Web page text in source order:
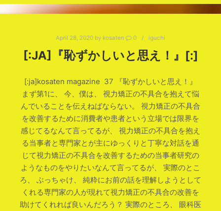
April 28, 2020 by kosaten 0 iguchi
[:JA]『恥ずかしいと思え！』[:]
[:ja]kosaten magazine 37 『恥ずかしいと思え！』
まず第1に、 今、僕は、 視力矯正の不具合を抱えて悩
んでいることを伝えねばならない。 視力矯正の不具合
を改善するために消費者や患者という立場では限界を
感じてるなんて言ってるが、 視力矯正の不具合を抱え
る当事者と専門家とが主にゆっくりと丁寧な対話を通
じて視力矯正の不具合を改善するための当事者研究の
ようなものをやりたいなんて言ってるが、 実際のとこ
ろ、 ぶっちゃけ、 純粋にお前の話を理解しようとして
くれる専門家の人が現れて視力矯正の不具合の改善を
助けてくれれば良いんだろう？ 実際のところ、 眼科医